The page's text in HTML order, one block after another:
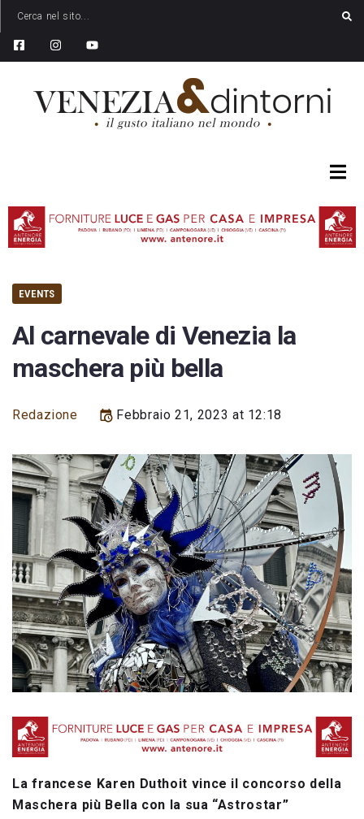
EVENTS
Al carnevale di Venezia la
maschera più bella
Redazione Febbraio 21, 2023 at 12:18
La francese Karen Duthoit vince il concorso della
Maschera più Bella con la sua “Astrostar”